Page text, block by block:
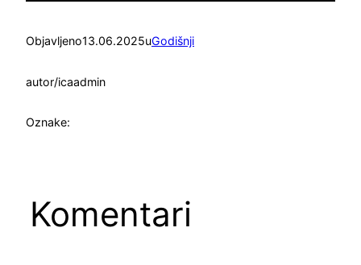
Objavljeno13.06.2025uGodišnji
autor/icaadmin
Oznake:
Komentari